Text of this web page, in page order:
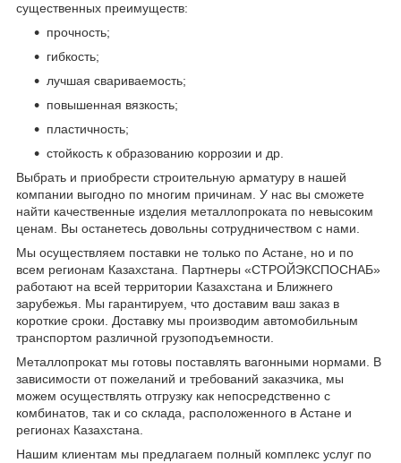
существенных преимуществ:
прочность;
гибкость;
лучшая свариваемость;
повышенная вязкость;
пластичность;
стойкость к образованию коррозии и др.
Выбрать и приобрести строительную арматуру в нашей
компании выгодно по многим причинам. У нас вы сможете
найти качественные изделия металлопроката по невысоким
ценам. Вы останетесь довольны сотрудничеством с нами.
Мы осуществляем поставки не только по Астане, но и по
всем регионам Казахстана. Партнеры «СТРОЙЭКСПОСНАБ»
работают на всей территории Казахстана и Ближнего
зарубежья. Мы гарантируем, что доставим ваш заказ в
короткие сроки. Доставку мы производим автомобильным
транспортом различной грузоподъемности.
Металлопрокат мы готовы поставлять вагонными нормами. В
зависимости от пожеланий и требований заказчика, мы
можем осуществлять отгрузку как непосредственно с
комбинатов, так и со склада, расположенного в Астане и
регионах Казахстана.
Нашим клиентам мы предлагаем полный комплекс услуг по